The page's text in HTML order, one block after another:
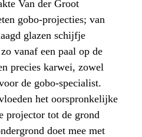
Van der Groot
gobo-projecties; van
glazen schijfje
vanaf een paal op de
precies karwei, zowel
de gobo-specialist.
het oorspronkelijke
projector tot de grond
doet mee met